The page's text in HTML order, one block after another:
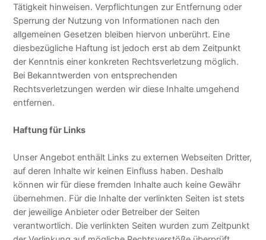
Tätigkeit hinweisen. Verpflichtungen zur Entfernung oder
Sperrung der Nutzung von Informationen nach den
allgemeinen Gesetzen bleiben hiervon unberührt. Eine
diesbezügliche Haftung ist jedoch erst ab dem Zeitpunkt
der Kenntnis einer konkreten Rechtsverletzung möglich.
Bei Bekanntwerden von entsprechenden
Rechtsverletzungen werden wir diese Inhalte umgehend
entfernen.
Haftung für Links
Unser Angebot enthält Links zu externen Webseiten Dritter,
auf deren Inhalte wir keinen Einfluss haben. Deshalb
können wir für diese fremden Inhalte auch keine Gewähr
übernehmen. Für die Inhalte der verlinkten Seiten ist stets
der jeweilige Anbieter oder Betreiber der Seiten
verantwortlich. Die verlinkten Seiten wurden zum Zeitpunkt